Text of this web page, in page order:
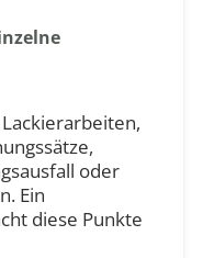
oder
Ein
diese Punkte